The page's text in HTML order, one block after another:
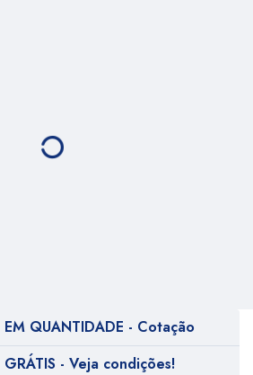
EM QUANTIDADE - Cotação
GRÁTIS - Veja condições!